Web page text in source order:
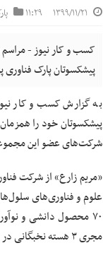
۱۳۹۹/۱۱/۲۱ ۱۱:۲۹
کسب و کار نیوز - مراسم
پیشکسوتان پارک فناوری
به گزارش کسب و کار
پیشکسوتان خود را
شرکت‌های عضو این مجموعه، برگزار کرد. در این
علوم و فناوری‌های
مجری ۳ هسته نخبگانی در طرح شهید احمدی روشن بنیاد ملی نخبگان» و… یکی از این برگزیدگان بود.